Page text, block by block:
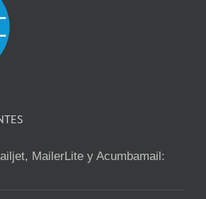
MailerLite y Acumbamail: